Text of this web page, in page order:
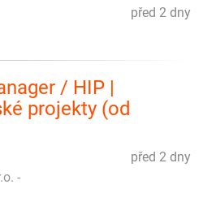
před 2 dny
/ HIP |
projekty (od
před 2 dny
-